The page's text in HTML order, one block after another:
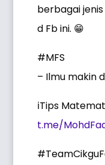
berbagai
d Fb ini. 😁
#MFS
– Ilmu makin
ℹ️Tips
t.me/